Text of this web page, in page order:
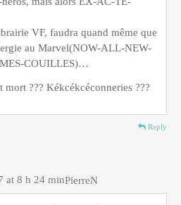
VF, faudra quand même que
au Marvel(NOW-ALL-NEW-
COUILLES)…
mort ??? Kékcékcéconneries ???
Reply
PierreN
at 8 h 24 min